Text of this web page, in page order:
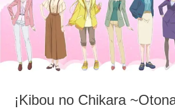
¡Kibou no Chikara
23~!
|
Fecha
de
estreno
más